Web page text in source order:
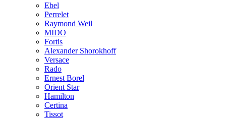
Ebel
Perrelet
Raymond Weil
MIDO
Fortis
Alexander Shorokhoff
Versace
Rado
Ernest Borel
Orient Star
Hamilton
Certina
Tissot